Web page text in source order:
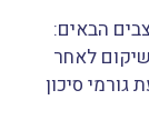
הבאים:
לאחר
גורמי סיכון